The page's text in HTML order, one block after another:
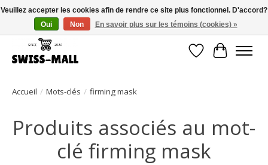
Livraison gratuite dès CHF 250 – livrée avec soin et fiabilité
Liste dePanier
Accueil / Mots-clés / firming mask
Produits associés au mot-
clé firming mask
Veuillez accepter les cookies afin de rendre ce site plus fonctionnel. D'accord?
Oui
Non En savoir plus sur les témoins (cookies) »